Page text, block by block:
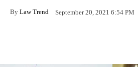
By Law Trend September 20, 2021 6:54 PM